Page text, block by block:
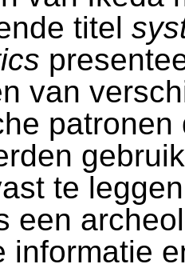
titel
van
patronen
te
een
informatie